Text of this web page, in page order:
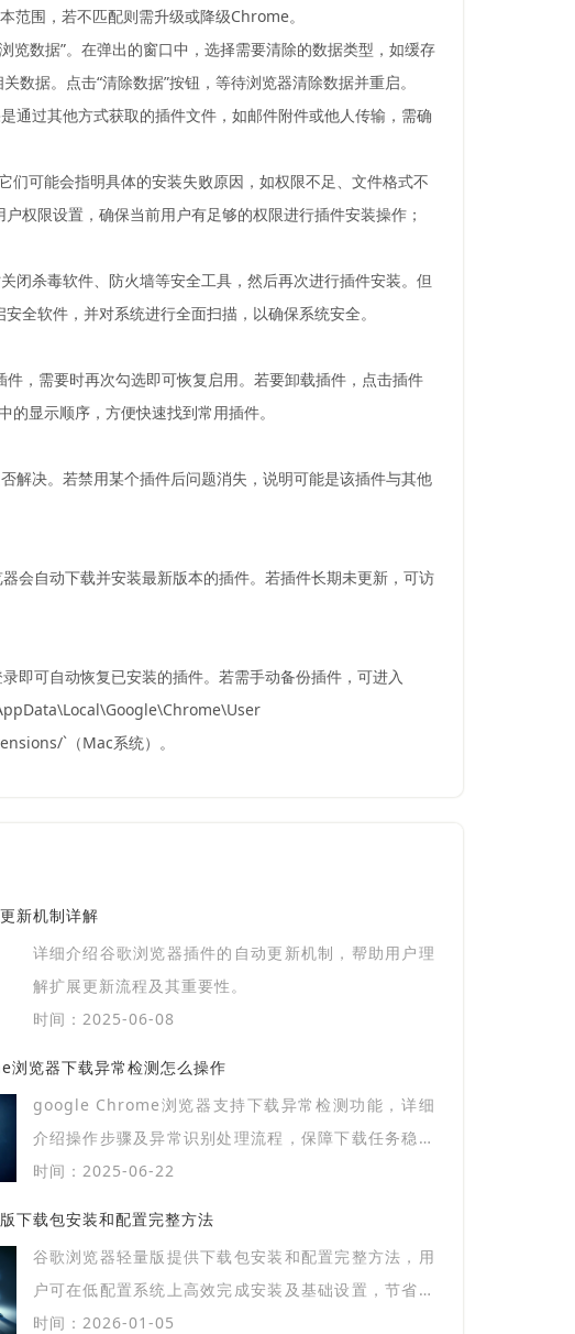
围，若不匹配则需升级或降级Chrome。
览数据”。在弹出的窗口中，选择需要清除的数据类型，如缓存
据。点击“清除数据”按钮，等待浏览器清除数据并重启。
通过其他方式获取的插件文件，如邮件附件或他人传输，需确
可能会指明具体的安装失败原因，如权限不足、文件格式不
权限设置，确保当前用户有足够的权限进行插件安装操作；
闭杀毒软件、防火墙等安全工具，然后再次进行插件安装。但
全软件，并对系统进行全面扫描，以确保系统安全。
，需要时再次勾选即可恢复启用。若要卸载插件，点击插件
显示顺序，方便快速找到常用插件。
解决。若禁用某个插件后问题消失，说明可能是该插件与其他
会自动下载并安装最新版本的插件。若插件长期未更新，可访
即可自动恢复已安装的插件。若需手动备份插件，可进入
`（Mac系统）。
新机制详解
详细介绍谷歌浏览器插件的自动更新机制，帮助用户理
解扩展更新流程及其重要性。
时间：2025-06-08
览器下载异常检测怎么操作
google Chrome浏览器支持下载异常检测功能，详细
介绍操作步骤及异常识别处理流程，保障下载任务稳定
性。
时间：2025-06-22
下载包安装和配置完整方法
谷歌浏览器轻量版提供下载包安装和配置完整方法，用
户可在低配置系统上高效完成安装及基础设置，节省系
统资源，保证浏览器运行流畅，提高操作效率。
时间：2026-01-05